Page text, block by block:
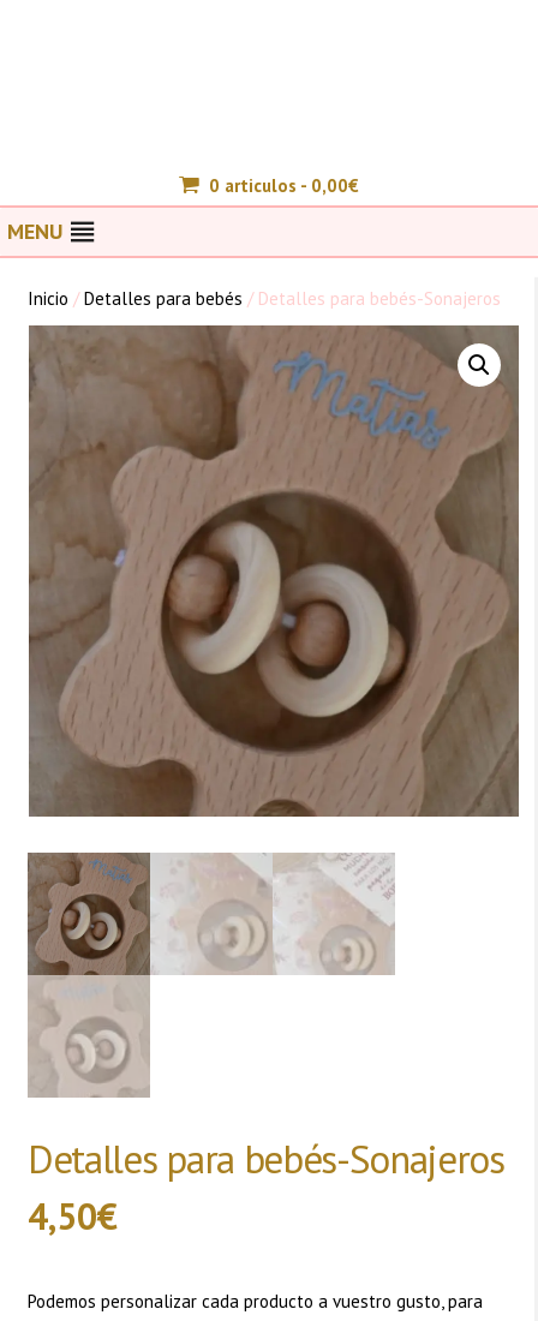
0 articulos - 0,00€
MENU
Inicio /Detalles para bebés / Detalles para bebés-Sonajeros
Detalles para bebés-Sonajeros
4,50€
Podemos personalizar cada producto a vuestro gusto, para